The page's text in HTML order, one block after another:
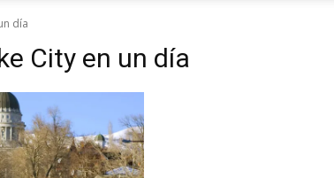
día
City en un día